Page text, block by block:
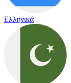
Ελληνικά